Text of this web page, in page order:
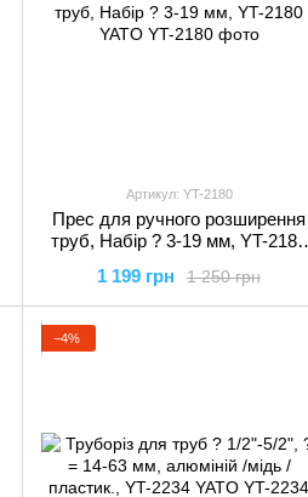
Артикул: YT-2180
Прес для ручного розширення
труб, Набір ? 3-19 мм, YT-2180
1 250 грн
1 199 грн
−4%